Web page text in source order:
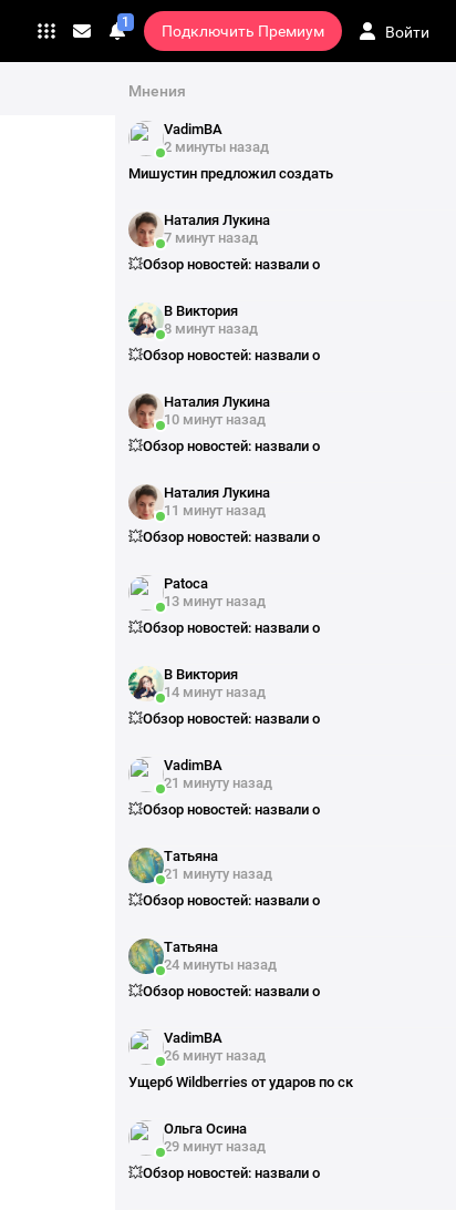
Личные
1
Переход
на
страницу
Подключить Премиум Войти
Мнения
VadimBA
2 минуты назад
Мишустин предложил создать
Наталия Лукина
7 минут назад
💥Обзор новостей: назвали о
В Виктория
8 минут назад
💥Обзор новостей: назвали о
Наталия Лукина
10 минут назад
💥Обзор новостей: назвали о
Наталия Лукина
11 минут назад
💥Обзор новостей: назвали о
Patoca
13 минут назад
💥Обзор новостей: назвали о
В Виктория
14 минут назад
💥Обзор новостей: назвали о
VadimBA
21 минуту назад
💥Обзор новостей: назвали о
Татьяна
21 минуту назад
💥Обзор новостей: назвали о
Татьяна
24 минуты назад
💥Обзор новостей: назвали о
VadimBA
26 минут назад
Ущерб Wildberries от ударов по ск
Ольга Осина
29 минут назад
💥Обзор новостей: назвали о